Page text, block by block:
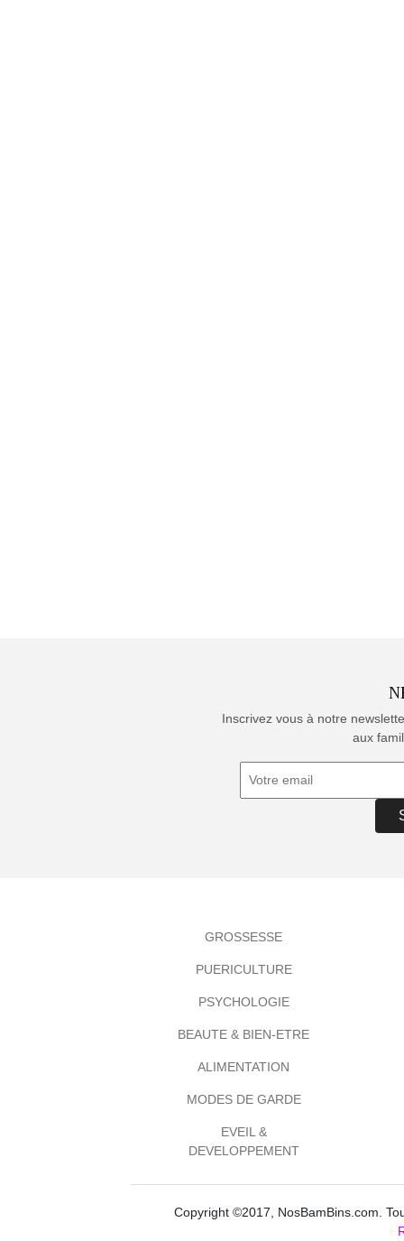
Inscrivez vous à notre
aux
GROSSESSE
PUERICULTURE
PSYCHOLOGIE
BEAUTE & BIEN-ETRE
ALIMENTATION
MODES DE GARDE
EVEIL &
DEVELOPPEMENT
Copyright ©2017, NosBamBins.com.